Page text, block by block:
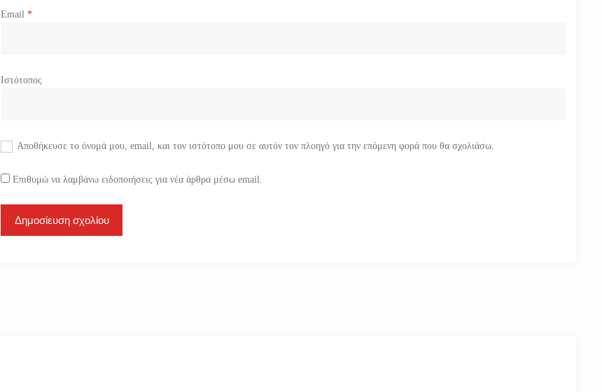
Email*
Ιστότοπος
Αποθήκευσε το όνομά μου, email, και τον ιστότοπο μου σε αυτόν τον πλοηγό για την επόμενη φορά που θα σχολιάσω.
Επιθυμώ να λαμβάνω ειδοποιήσεις για νέα άρθρα μέσω email.